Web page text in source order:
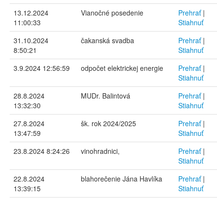
13.12.2024
11:00:33
Vianočné posedenie Prehrať|
Stiahnuť
31.10.2024
8:50:21
čakanská svadba Prehrať|
Stiahnuť
3.9.2024 12:56:59
odpočet elektrickej energie Prehrať|
Stiahnuť
28.8.2024
13:32:30
MUDr. Balintová Prehrať|
Stiahnuť
27.8.2024
13:47:59
šk. rok 2024/2025 Prehrať|
Stiahnuť
23.8.2024 8:24:26
vinohradnici, Prehrať|
Stiahnuť
22.8.2024
13:39:15
blahorečenie Jána Havlíka Prehrať|
Stiahnuť